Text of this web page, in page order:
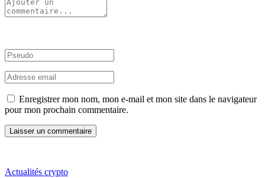
Enregistrer mon nom, mon e-mail et mon site dans le navigateur
pour mon prochain commentaire.
Actualités crypto